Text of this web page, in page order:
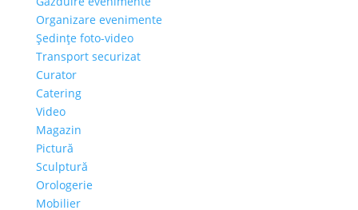
Organizare evenimente
Şedinţe foto-video
Transport securizat
Curator
Catering
Video
Magazin
Pictură
Sculptură
Orologerie
Mobilier